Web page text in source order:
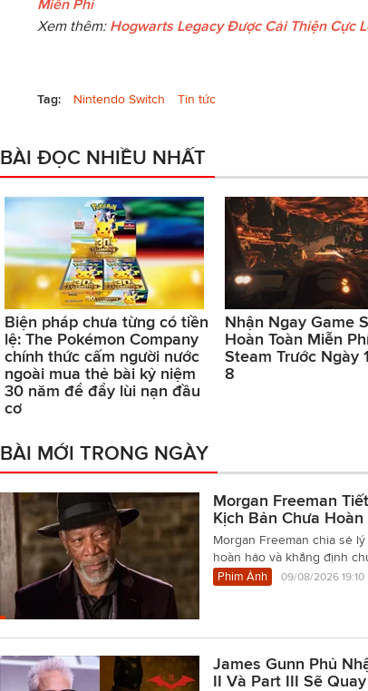
Miễn Phí
Xem thêm: Hogwarts Legacy Được Cải Thiện Cực
Tag: Nintendo Switch Tin tức
BÀI ĐỌC NHIỀU NHẤT
Biện pháp chưa từng có tiền
lệ: The Pokémon Company
chính thức cấm người nước
ngoài mua thẻ bài kỷ niệm
30 năm để đẩy lùi nạn đầu
cơ
Nhận Ngay Game
Hoàn Toàn Miễn
Steam Trước Ngày
8
BÀI MỚI TRONG NGÀY
Morgan Freeman
Kịch Bản Chưa Hoàn
Morgan Freeman chia sẻ
hoàn hảo và khẳng định
Phim Ảnh
09/08/2026 19:10
James Gunn Phủ
II Và Part III Sẽ